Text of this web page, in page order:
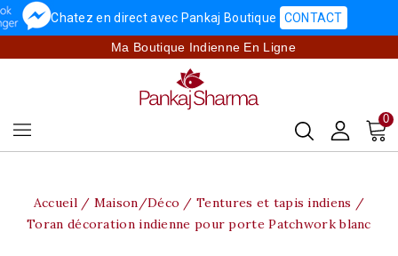
Chatez en direct avec Pankaj Boutique CONTACT
Ma Boutique Indienne En Ligne
0
Accueil Maison/Déco
Tentures et tapis indiens
Toran décoration indienne pour porte Patchwork blanc